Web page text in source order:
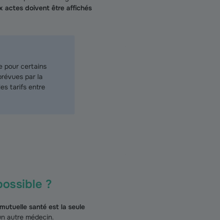
actes doivent être affichés
pour certains
par la
tarifs entre
?
santé est la seule
autre médecin.